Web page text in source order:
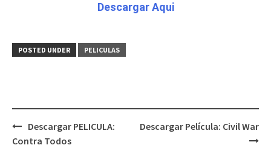
Descargar Aqui
POSTED UNDER PELICULAS
Post
navigation
Descargar PELICULA:
Contra Todos
Descargar Película: Civil War